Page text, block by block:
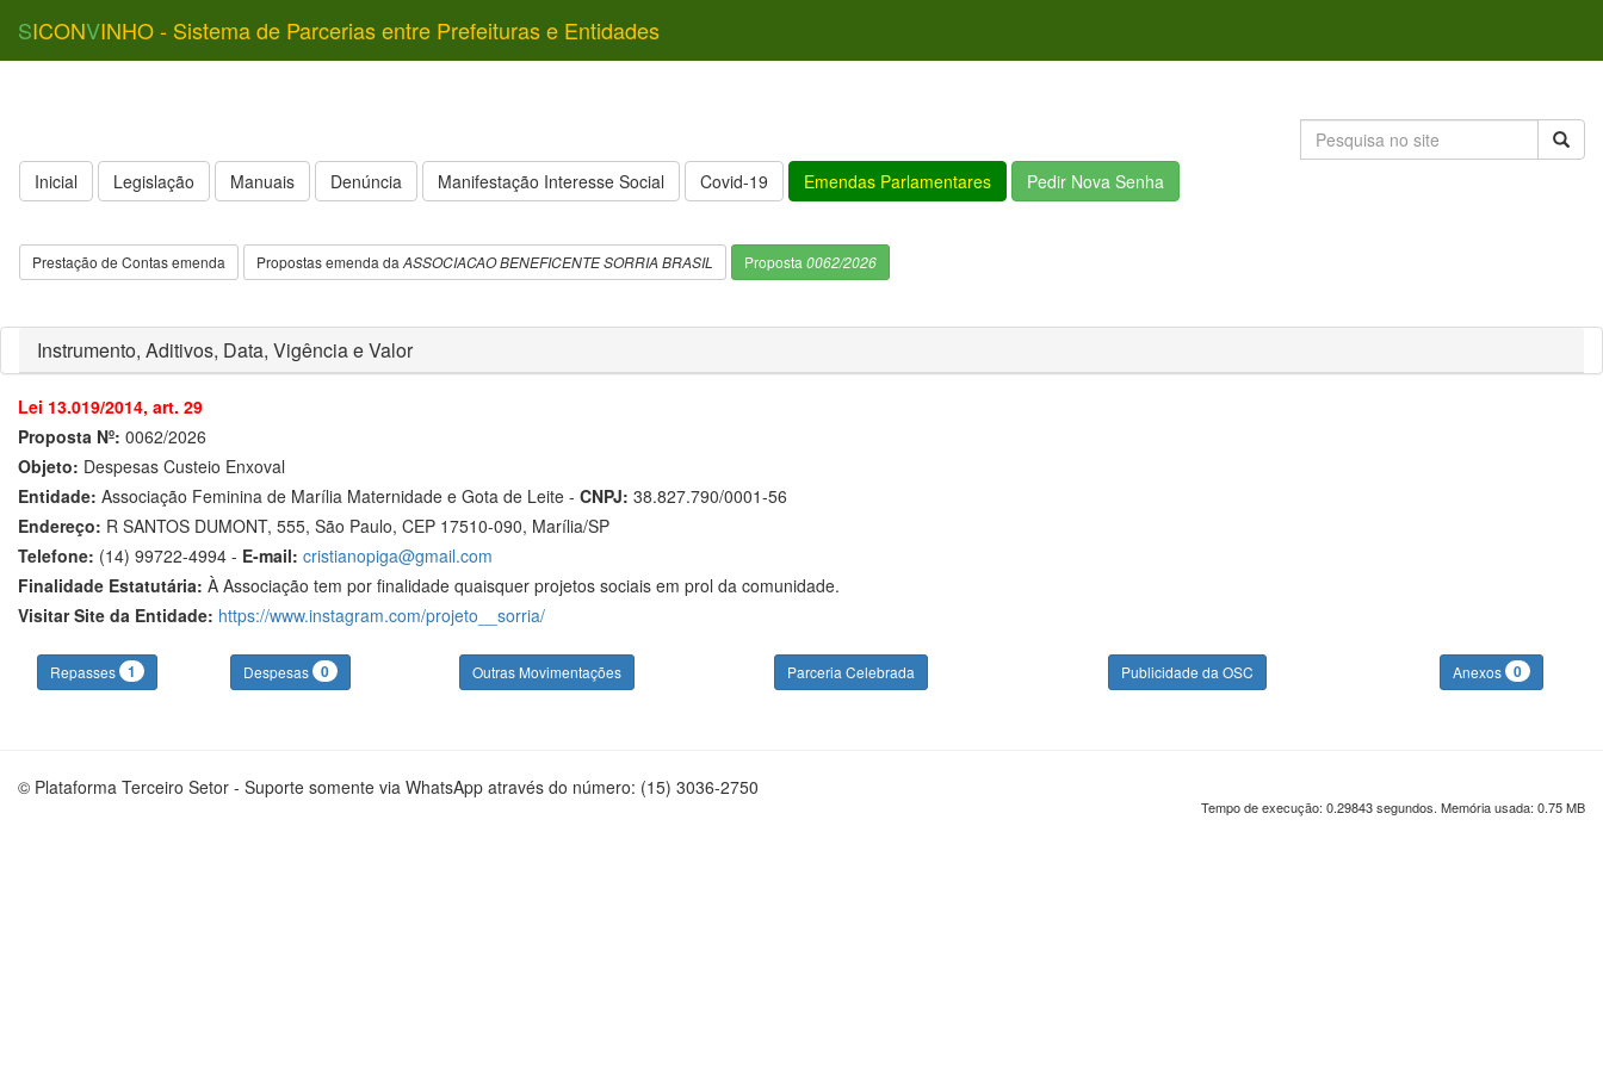
SICONVINHO - Sistema de Parcerias entre Prefeituras e Entidades
Inicial Legislação Manuais Denúncia Manifestação Interesse Social Covid-19 Emendas Parlamentares Pedir Nova Senha
Prestação de Contas emenda Propostas emenda da ASSOCIACAO BENEFICENTE SORRIA BRASIL Proposta 0062/2026
Instrumento, Aditivos, Data, Vigência e Valor
Lei 13.019/2014, art. 29
Proposta Nº: 0062/2026
Objeto: Despesas Custeio Enxoval
Entidade: Associação Feminina de Marília Maternidade e Gota de Leite - CNPJ: 38.827.790/0001-56
Endereço: R SANTOS DUMONT, 555, São Paulo, CEP 17510-090, Marília/SP
Telefone: (14) 99722-4994 - E-mail: cristianopiga@gmail.com
Finalidade Estatutária: À Associação tem por finalidade quaisquer projetos sociais em prol da comunidade.
Visitar Site da Entidade: https://www.instagram.com/projeto__sorria/
Repasses 1 Despesas 0 Outras Movimentações Parceria Celebrada Publicidade da OSC Anexos 0
© Plataforma Terceiro Setor - Suporte somente via WhatsApp através do número: (15) 3036-2750
Tempo de execução: 0.29843 segundos. Memória usada: 0.75 MB